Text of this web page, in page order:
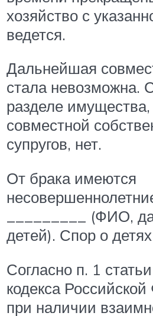
хозяйство с
ведется.
Дальнейшая
стала невозможна.
разделе
совместной
супругов, нет.
От брака имеются
_________ (ФИО,
детей). Спор о детях
Согласно п. 1
кодекса
при наличии